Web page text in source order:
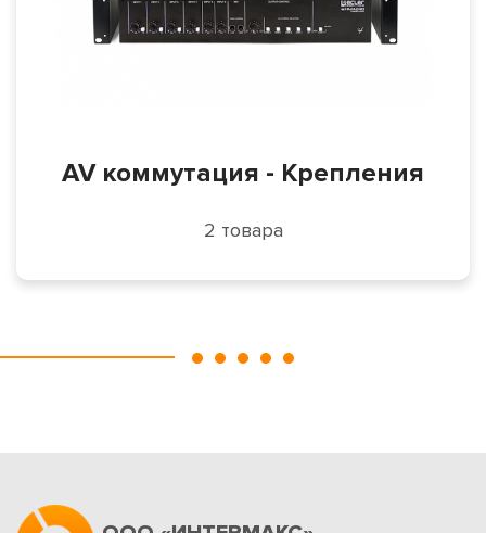
AV коммутация - Крепления
2 товара